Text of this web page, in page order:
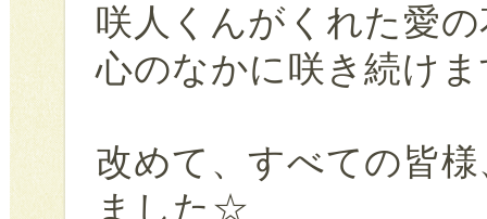
咲人くんがくれた愛
心のなかに咲き続け
改めて、すべての皆
ました☆